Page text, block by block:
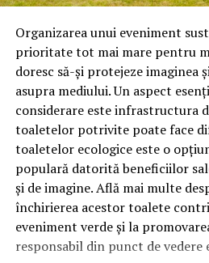
Astăzi, brandul este apreciat în
tehnologiile proprii și pentru
OEM.
Ce înseamnă Ravenol VMP?
DenumireaVMPidentifică o
pentru motoare moderne care
ridicate și compatibilitate cu
constructorilor auto.
Acest produs este destinat în
moderne pe benzină și diesel,
Organizarea unui eveniment
prioritate tot mai mare pentru
doresc să-și protejeze imaginea
asupra mediului. Un aspect
considerare este infrastructura
toaletelor potrivite poate face
toaletelor ecologice este o
populară datorită beneficiilor
și de imagine. Află mai multe
închirierea acestor toalete
eveniment verde și la
responsabil din punct de vedere